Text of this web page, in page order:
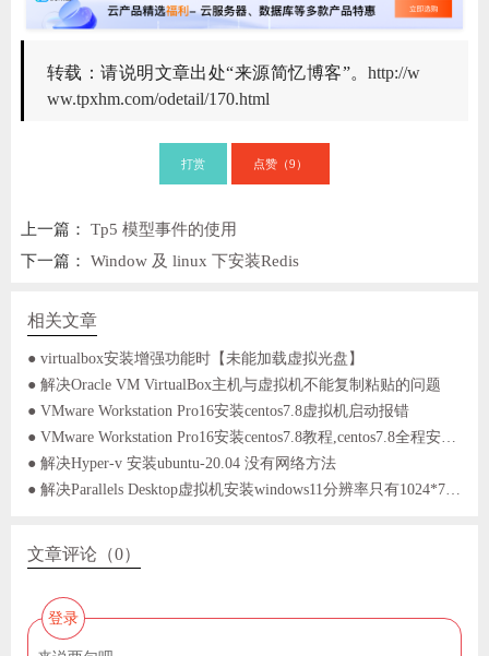
转载：请说明文章出处“来源简忆博客”。http://w
ww.tpxhm.com/odetail/170.html
打赏 点赞（9 ）
上一篇：Tp5 模型事件的使用
下一篇：Window 及 linux 下安装Redis
相关文章
● virtualbox安装增强功能时【未能加载虚拟光盘】
● 解决Oracle VM VirtualBox主机与虚拟机不能复制粘贴的问题
● VMware Workstation Pro16安装centos7.8虚拟机启动报错
● VMware Workstation Pro16安装centos7.8教程,centos7.8全程安装记录
● 解决Hyper-v 安装ubuntu-20.04 没有网络方法
● 解决Parallels Desktop虚拟机安装windows11分辨率只有1024*768的问题
文章评论（0）
登录